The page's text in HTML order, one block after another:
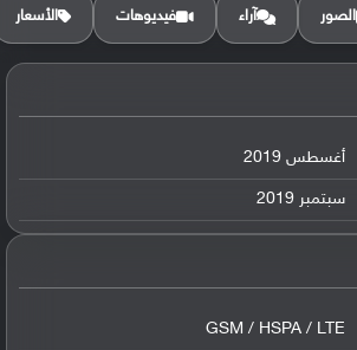
البطارية:
ليثيوم بوليمر 4000 مللي أمبير غير قابلة ...
الصور آراء فيديوهات الأسعار
أغسطس 2019
سبتمبر 2019
GSM / HSPA / LTE